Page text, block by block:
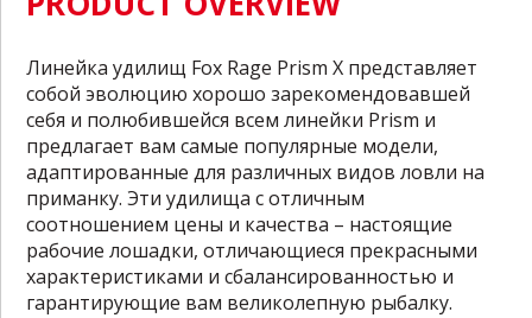
Линейка удилищ Fox Rage Prism X представляет
собой эволюцию хорошо зарекомендовавшей
себя и полюбившейся всем линейки Prism и
предлагает вам самые популярные модели,
адаптированные для различных видов ловли на
приманку. Эти удилища с отличным
соотношением цены и качества – настоящие
рабочие лошадки, отличающиеся прекрасными
характеристиками и сбалансированностью и
гарантирующие вам великолепную рыбалку.